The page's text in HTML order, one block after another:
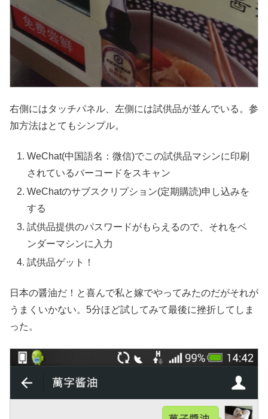
右側にはタッチパネル、左側には試供品が並んでいる。参
加方法はとてもシンプル。
WeChat(中国語名：微信)でこの試供品マシンに印刷
されているバーコードをスキャン
WeChatのサブスクリプション(定期購読)申し込みを
する
試供品提供のパスワードがもらえるので、それをベ
ンダーマシンに入力
試供品ゲット！
日本の醤油だ！と喜んで私と嫁でやってみたのだがそれが
うまくいかない。5分ほど試してみて最後に挫折してしま
った。